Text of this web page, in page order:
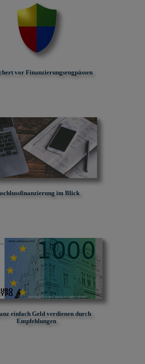
vor Finanzierungs­engpässen
im Blick
einfach Geld verdienen durch
Empfehlungen